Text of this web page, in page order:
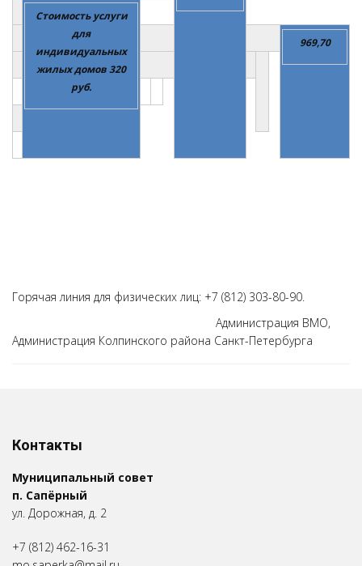
Стоимость услуги
для
индивидуальных
жилых домов320
руб.
969,70
Горячая линия для физических лиц: +7 (812) 303-80-90.
Администрация ВМО,
Администрация Колпинского района Санкт-Петербурга
Контакты
Муниципальный совет
п. Сапёрный
ул. Дорожная, д. 2
+7 (812) 462-16-31